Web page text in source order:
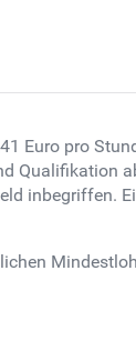
Euro pro
Qualifikation
inbegriffen.